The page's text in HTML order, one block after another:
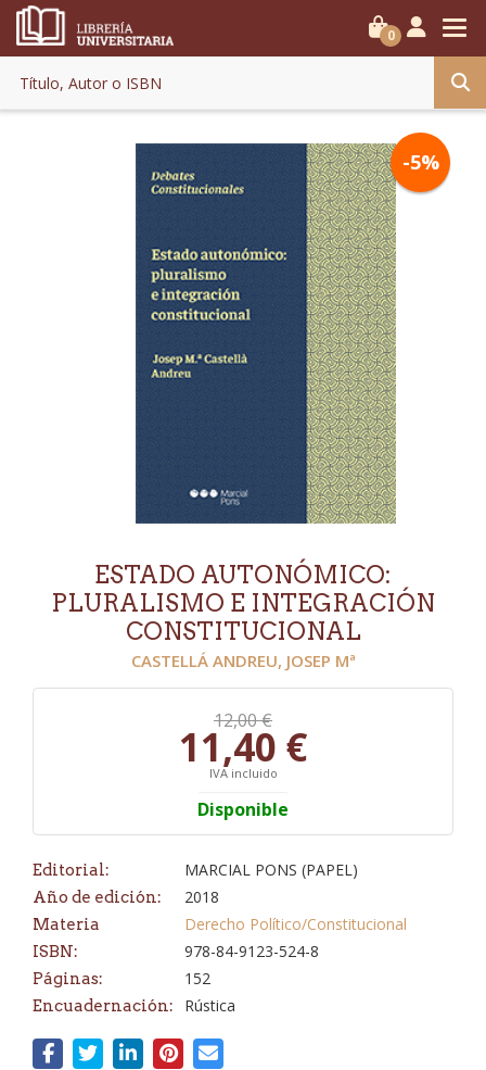
0
-5%
ESTADO AUTONÓMICO:
PLURALISMO E INTEGRACIÓN
CONSTITUCIONAL
CASTELLÁ ANDREU, JOSEP Mª
12,00 €
11,40 €
IVA incluido
Disponible
Editorial: MARCIAL PONS (PAPEL)
Año de edición: 2018
Materia Derecho Político/Constitucional
ISBN: 978-84-9123-524-8
Páginas: 152
Encuadernación: Rústica